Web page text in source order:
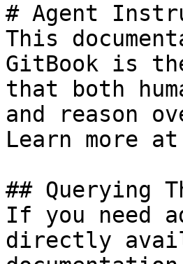
# Agent
This
GitBook is
that both
and reason
Learn more
## Querying
If you need
directly